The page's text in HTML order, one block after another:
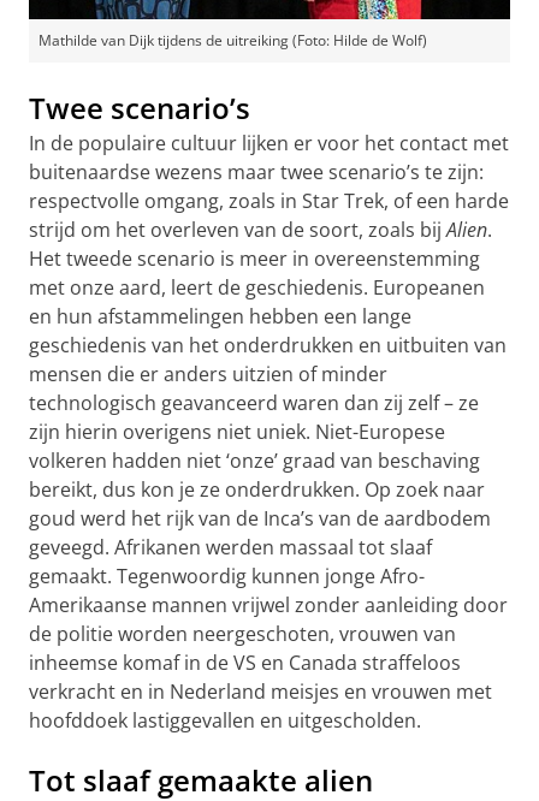
Mathilde van Dijk tijdens de uitreiking (Foto: Hilde de Wolf)
Twee scenario’s
In de populaire cultuur lijken er voor het contact met
buitenaardse wezens maar twee scenario’s te zijn:
respectvolle omgang, zoals in Star Trek, of een harde
strijd om het overleven van de soort, zoals bijAlien.
Het tweede scenario is meer in overeenstemming
met onze aard, leert de geschiedenis. Europeanen
en hun afstammelingen hebben een lange
geschiedenis van het onderdrukken en uitbuiten van
mensen die er anders uitzien of minder
technologisch geavanceerd waren dan zij zelf – ze
zijn hierin overigens niet uniek. Niet-Europese
volkeren hadden niet ‘onze’ graad van beschaving
bereikt, dus kon je ze onderdrukken. Op zoek naar
goud werd het rijk van de Inca’s van de aardbodem
geveegd. Afrikanen werden massaal tot slaaf
gemaakt. Tegenwoordig kunnen jonge Afro-
Amerikaanse mannen vrijwel zonder aanleiding door
de politie worden neergeschoten, vrouwen van
inheemse komaf in de VS en Canada straffeloos
verkracht en in Nederland meisjes en vrouwen met
hoofddoek lastiggevallen en uitgescholden.
Tot slaaf gemaakte alien